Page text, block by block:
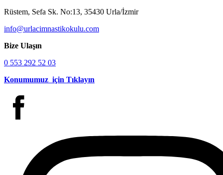
Rüstem, Sefa Sk. No:13, 35430 Urla/İzmir
info@urlacimnastikokulu.com
Bize Ulaşın
0 553 292 52 03
Konumumuz için Tıklayın